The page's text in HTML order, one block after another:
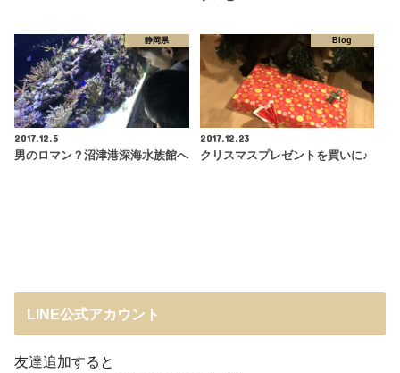
静岡県
2017.12.5
男のロマン？沼津港深海水族館へ
Blog
2017.12.23
クリスマスプレゼントを買いに♪
LINE公式アカウント
友達追加すると